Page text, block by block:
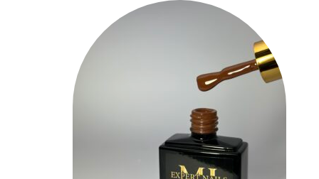
original actual
6,90 €.